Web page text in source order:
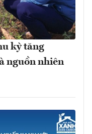
kỳ tăng
nguồn nhiên